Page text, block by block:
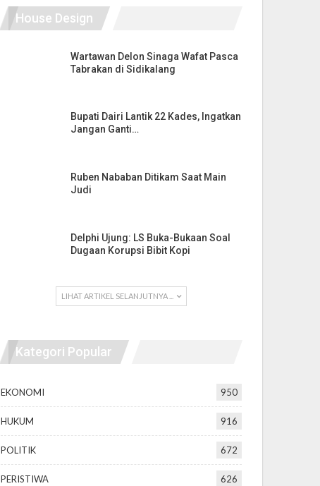
House Design
Wartawan Delon Sinaga Wafat Pasca
Tabrakan di Sidikalang
Bupati Dairi Lantik 22 Kades, Ingatkan
Jangan Ganti…
Ruben Nababan Ditikam Saat Main
Judi
Delphi Ujung: LS Buka-Bukaan Soal
Dugaan Korupsi Bibit Kopi
LIHAT ARTIKEL SELANJUTNYA ...
Kategori Popular
EKONOMI 950
HUKUM 916
POLITIK 672
PERISTIWA 626